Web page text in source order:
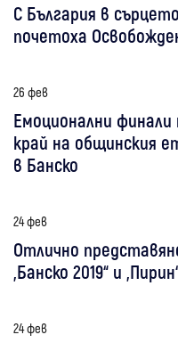
С България в
почетоха
26 фев
Емоционални
край на общинския
в Банско
24 фев
Отлично
„Банско 2019“ и
24 фев